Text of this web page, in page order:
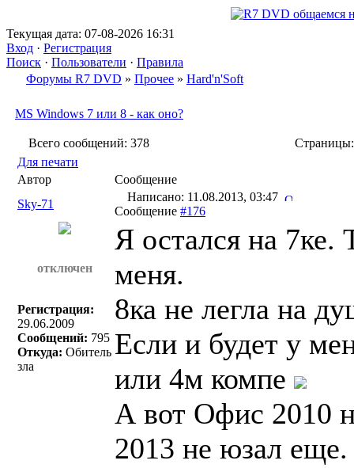
Текущая дата: 07-08-2026 16:31
Вход · Регистрация
Поиск · Пользователи · Правила
Форумы R7 DVD » Прочее » Hard'n'Soft
MS Windows 7 или 8 - как оно?
Всего сообщений: 378
Для печати
Автор
Сообщение
Sky-71
Написано: 11.08.2013, 03:47
Сообщение #176
отключен
Регистрация:
29.06.2009
Сообщений: 795
Откуда: Обитель
зла
Я остался на 7ке.
меня.
8ка не легла на
Если и будет у
или 4м компе
А вот Офис 2010
2013 не юзал еще.